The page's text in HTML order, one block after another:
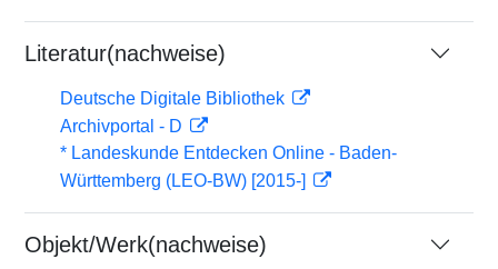
Literatur(nachweise)
Deutsche Digitale Bibliothek
Archivportal - D
* Landeskunde Entdecken Online - Baden-
Württemberg (LEO-BW) [2015-]
Objekt/Werk(nachweise)